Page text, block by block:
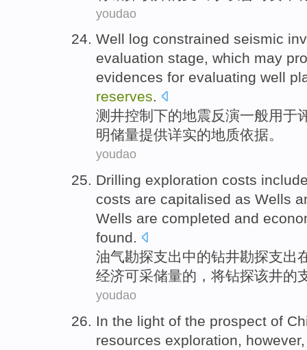
youdao
Well log constrained seismic
evaluation stage, which may
evidences for evaluating well
reserves.
测井控制下的地震反演一般用于
明储量提供详实的地质依据。
youdao
Drilling exploration costs
costs are capitalised as Wells
Wells are completed and
found.
油气勘探支出中的钻井勘探支出
经济可采储量的，将钻探该井的
youdao
In the light of the prospect of
resources exploration,